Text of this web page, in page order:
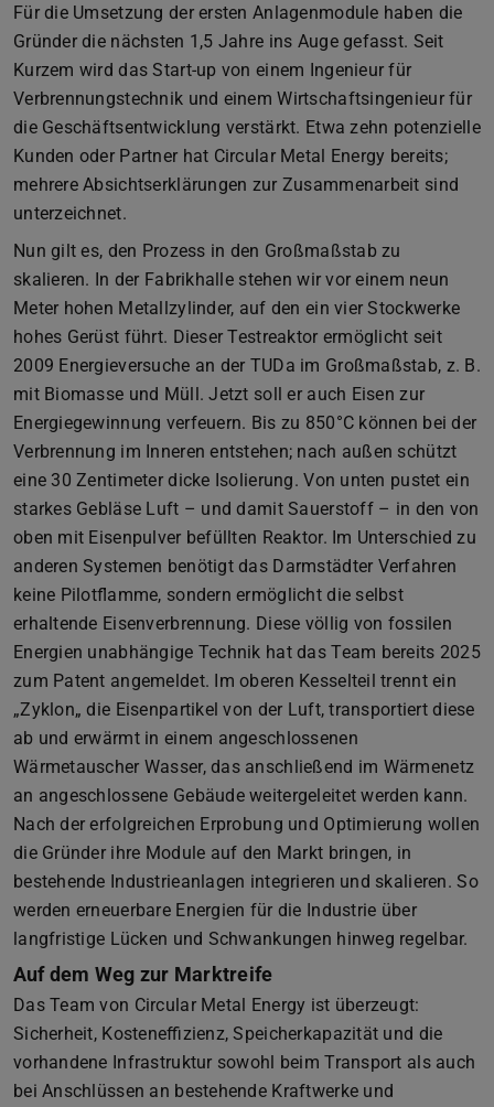
Für die Umsetzung der ersten Anlagenmodule haben die
Gründer die nächsten 1,5 Jahre ins Auge gefasst. Seit
Kurzem wird das Start-up von einem Ingenieur für
Verbrennungstechnik und einem Wirtschaftsingenieur für
die Geschäftsentwicklung verstärkt. Etwa zehn potenzielle
Kunden oder Partner hat Circular Metal Energy bereits;
mehrere Absichtserklärungen zur Zusammenarbeit sind
unterzeichnet.
Nun gilt es, den Prozess in den Großmaßstab zu
skalieren. In der Fabrikhalle stehen wir vor einem neun
Meter hohen Metallzylinder, auf den ein vier Stockwerke
hohes Gerüst führt. Dieser Testreaktor ermöglicht seit
2009 Energieversuche an der TUDa im Großmaßstab, z. B.
mit Biomasse und Müll. Jetzt soll er auch Eisen zur
Energiegewinnung verfeuern. Bis zu 850°C können bei der
Verbrennung im Inneren entstehen; nach außen schützt
eine 30 Zentimeter dicke Isolierung. Von unten pustet ein
starkes Gebläse Luft – und damit Sauerstoff – in den von
oben mit Eisenpulver befüllten Reaktor. Im Unterschied zu
anderen Systemen benötigt das Darmstädter Verfahren
keine Pilotflamme, sondern ermöglicht die selbst
erhaltende Eisenverbrennung. Diese völlig von fossilen
Energien unabhängige Technik hat das Team bereits 2025
zum Patent angemeldet. Im oberen Kesselteil trennt ein
„Zyklon„ die Eisenpartikel von der Luft, transportiert diese
ab und erwärmt in einem angeschlossenen
Wärmetauscher Wasser, das anschließend im Wärmenetz
an angeschlossene Gebäude weitergeleitet werden kann.
Nach der erfolgreichen Erprobung und Optimierung wollen
die Gründer ihre Module auf den Markt bringen, in
bestehende Industrieanlagen integrieren und skalieren. So
werden erneuerbare Energien für die Industrie über
langfristige Lücken und Schwankungen hinweg regelbar.
Auf dem Weg zur Marktreife
Das Team von Circular Metal Energy ist überzeugt:
Sicherheit, Kosteneffizienz, Speicherkapazität und die
vorhandene Infrastruktur sowohl beim Transport als auch
bei Anschlüssen an bestehende Kraftwerke und